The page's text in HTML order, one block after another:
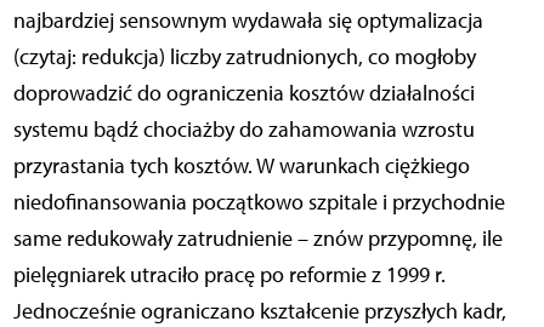
najbardziej sensownym wydawała się optymalizacja
(czytaj: redukcja) liczby zatrudnionych, co mogłoby
doprowadzić do ograniczenia kosztów działalności
systemu bądź chociażby do zahamowania wzrostu
przyrastania tych kosztów. W warunkach ciężkiego
niedofinansowania początkowo szpitale i przychodnie
same redukowały zatrudnienie – znów przypomnę, ile
pielęgniarek utraciło pracę po reformie z 1999 r.
Jednocześnie ograniczano kształcenie przyszłych kadr,